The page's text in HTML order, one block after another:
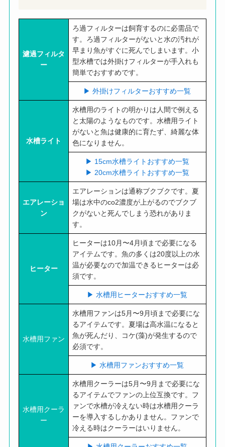
濾過フィルタ
ー
ろ過フィルターは飼育するのに必需品で
す。ろ過フィルターがないと水の汚れが
早まり魚がすぐに死んでしまいます。小
型水槽では外掛けフィルターが手入れも
簡単でおすすめです。
▶︎ 外掛けフィルターおすすめ一覧
水槽ライト
水槽用のライトの明かりは人間で例える
と太陽のようなものです。水槽用ライト
がないと魚は健康的に育たず、綺麗な体
色になりません。
▶︎ 15cm水槽ライトおすすめ一覧
▶︎ 20cm水槽ライトおすすめ一覧
エアレーショ
ン
エアレーションは通称ブクブクです。夏
場は水中のco2濃度が上がるのでブクブ
クがないと死んでしまう恐れがありま
す。
ヒーター
ヒーターは10月〜4月頃まで必要になる
アイテムです。魚の多くは20度以上の水
温が必要なので加温できるヒーターは必
須です。
▶︎ 水槽用ヒーターおすすめ一覧
水槽用ファン
水槽用ファンは5月〜9月頃まで必要にな
るアイテムです。夏場は高水温になると
魚が死んだり、コケ(藻)が発生するので
必須です。
▶︎ 水槽用ファンおすすめ一覧
水槽用クーラ
ー
水槽用クーラーは5月〜9月まで必要にな
るアイテムでファンの上位互換です。フ
ァンで水槽が冷えない時は水槽用クーラ
ーを導入するしかありません。ファンで
冷える時はクーラーはいりません。